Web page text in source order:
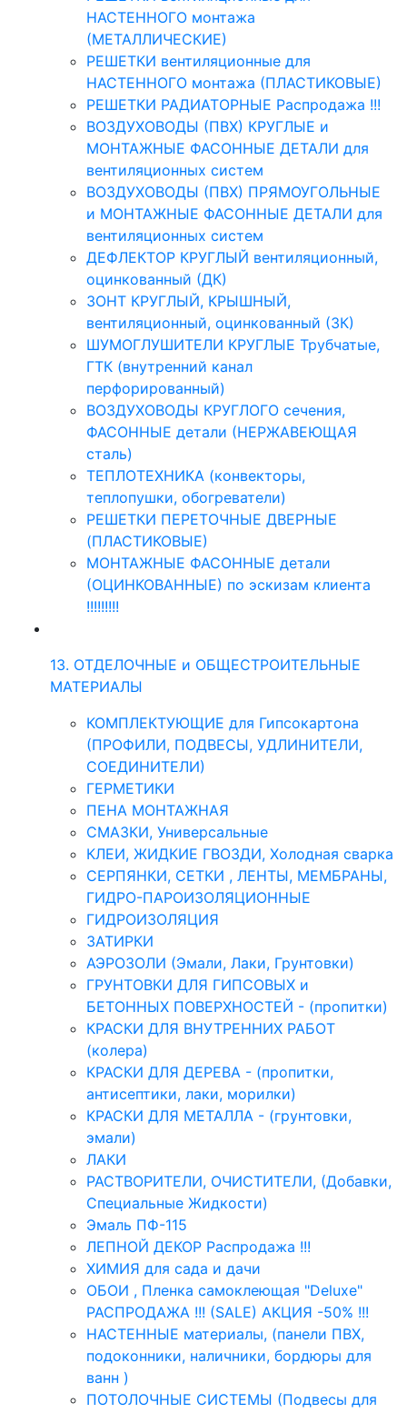
НАСТЕННОГО монтажа
(МЕТАЛЛИЧЕСКИЕ)
РЕШЕТКИ вентиляционные для
НАСТЕННОГО монтажа (ПЛАСТИКОВЫЕ)
РЕШЕТКИ РАДИАТОРНЫЕ Распродажа !!!
ВОЗДУХОВОДЫ (ПВХ) КРУГЛЫЕ и
МОНТАЖНЫЕ ФАСОННЫЕ ДЕТАЛИ для
вентиляционных систем
ВОЗДУХОВОДЫ (ПВХ) ПРЯМОУГОЛЬНЫЕ
и МОНТАЖНЫЕ ФАСОННЫЕ ДЕТАЛИ для
вентиляционных систем
ДЕФЛЕКТОР КРУГЛЫЙ вентиляционный,
оцинкованный (ДК)
ЗОНТ КРУГЛЫЙ, КРЫШНЫЙ,
вентиляционный, оцинкованный (ЗК)
ШУМОГЛУШИТЕЛИ КРУГЛЫЕ Трубчатые,
ГТК (внутренний канал
перфорированный)
ВОЗДУХОВОДЫ КРУГЛОГО сечения,
ФАСОННЫЕ детали (НЕРЖАВЕЮЩАЯ
сталь)
ТЕПЛОТЕХНИКА (конвекторы,
теплопушки, обогреватели)
РЕШЕТКИ ПЕРЕТОЧНЫЕ ДВЕРНЫЕ
(ПЛАСТИКОВЫЕ)
МОНТАЖНЫЕ ФАСОННЫЕ детали
(ОЦИНКОВАННЫЕ) по эскизам клиента
!!!!!!!!!
13. ОТДЕЛОЧНЫЕ и ОБЩЕСТРОИТЕЛЬНЫЕ
МАТЕРИАЛЫ
КОМПЛЕКТУЮЩИЕ для Гипсокартона
(ПРОФИЛИ, ПОДВЕСЫ, УДЛИНИТЕЛИ,
СОЕДИНИТЕЛИ)
ГЕРМЕТИКИ
ПЕНА МОНТАЖНАЯ
СМАЗКИ, Универсальные
КЛЕИ, ЖИДКИЕ ГВОЗДИ, Холодная сварка
СЕРПЯНКИ, СЕТКИ , ЛЕНТЫ, МЕМБРАНЫ,
ГИДРО-ПАРОИЗОЛЯЦИОННЫЕ
ГИДРОИЗОЛЯЦИЯ
ЗАТИРКИ
АЭРОЗОЛИ (Эмали, Лаки, Грунтовки)
ГРУНТОВКИ ДЛЯ ГИПСОВЫХ и
БЕТОННЫХ ПОВЕРХНОСТЕЙ - (пропитки)
КРАСКИ ДЛЯ ВНУТРЕННИХ РАБОТ
(колера)
КРАСКИ ДЛЯ ДЕРЕВА - (пропитки,
антисептики, лаки, морилки)
КРАСКИ ДЛЯ МЕТАЛЛА - (грунтовки,
эмали)
ЛАКИ
РАСТВОРИТЕЛИ, ОЧИСТИТЕЛИ, (Добавки,
Специальные Жидкости)
Эмаль ПФ-115
ЛЕПНОЙ ДЕКОР Распродажа !!!
ХИМИЯ для сада и дачи
ОБОИ , Пленка самоклеющая "Deluxe"
РАСПРОДАЖА !!! (SALE) АКЦИЯ -50% !!!
НАСТЕННЫЕ материалы, (панели ПВХ,
подоконники, наличники, бордюры для
ванн )
ПОТОЛОЧНЫЕ СИСТЕМЫ (Подвесы для